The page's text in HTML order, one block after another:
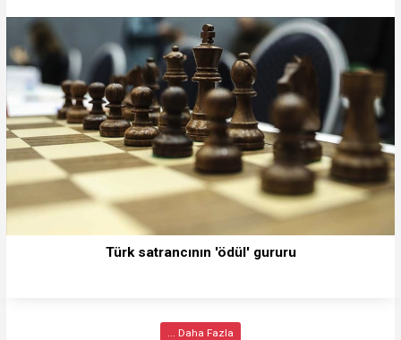
Türk satrancının 'ödül' gururu
... Daha Fazla